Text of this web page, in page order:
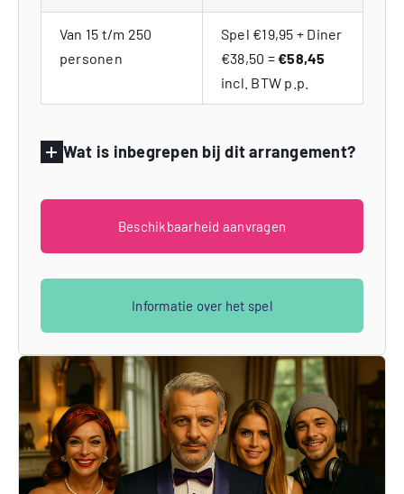
Van 15 t/m 250
personen
Spel €19,95 + Diner
€38,50 =€58,45
incl. BTW p.p.
Wat is inbegrepen bij dit arrangement?
Beschikbaarheid aanvragen
Informatie over het spel